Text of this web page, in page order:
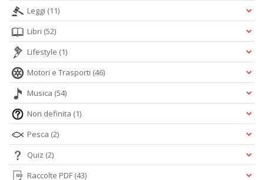
Leggi (11)
Libri (52)
Lifestyle (1)
Motori e Trasporti (46)
Musica (54)
Non definita (1)
Pesca (2)
Quiz (2)
Raccolte PDF (43)